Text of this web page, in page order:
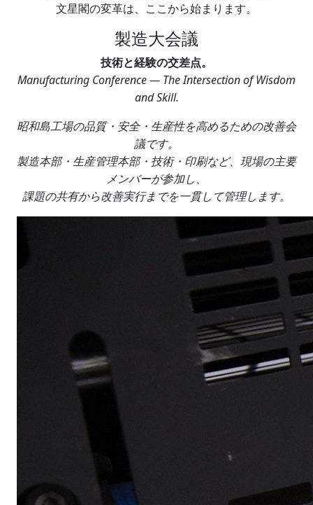
文星閣の変革は、ここから始まります。
製造大会議
技術と経験の交差点。
Manufacturing Conference — The Intersection of Wisdom
and Skill.
昭和島工場の品質・安全・生産性を高めるための改善会
議です。
製造本部・生産管理本部・技術・印刷など、現場の主要
メンバーが参加し、
課題の共有から改善実行までを一貫して管理します。